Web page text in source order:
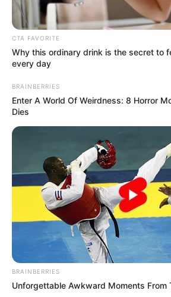
CTA FAVORITE
Why this ordinary drink is the secret to
every day
BRAINBERRIES
Enter A World Of Weirdness: 8 Horror
Dies
BRAINBERRIES
Unforgettable Awkward Moments From